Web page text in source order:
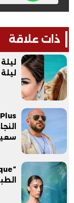
ذات علاقة